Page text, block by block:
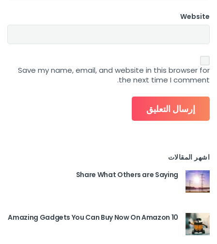
Website
Save my name, email, and website in this browser for
the next time I comment.
اشهر المقالات
Share What Others are Saying
10 Amazing Gadgets You Can Buy Now On Amazon